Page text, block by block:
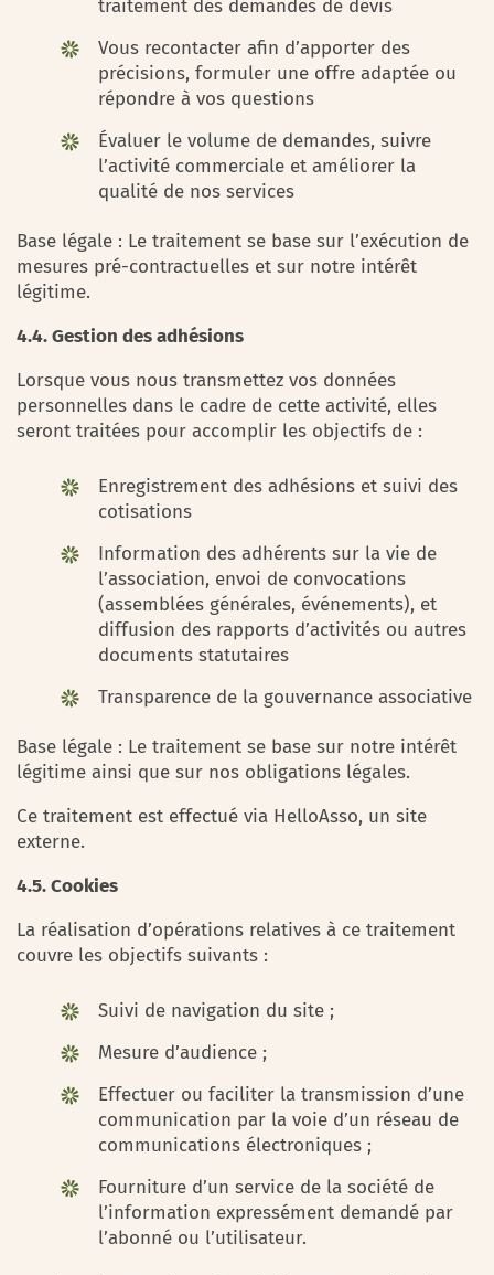
traitement des demandes de devis
Vous recontacter afin d’apporter des
précisions, formuler une offre adaptée ou
répondre à vos questions
Évaluer le volume de demandes, suivre
l’activité commerciale et améliorer la
qualité de nos services
Base légale : Le traitement se base sur l’exécution de
mesures pré-contractuelles et sur notre intérêt
légitime.
4.4. Gestion des adhésions
Lorsque vous nous transmettez vos données
personnelles dans le cadre de cette activité, elles
seront traitées pour accomplir les objectifs de :
Enregistrement des adhésions et suivi des
cotisations
Information des adhérents sur la vie de
l’association, envoi de convocations
(assemblées générales, événements), et
diffusion des rapports d’activités ou autres
documents statutaires
Transparence de la gouvernance associative
Base légale : Le traitement se base sur notre intérêt
légitime ainsi que sur nos obligations légales.
Ce traitement est effectué via HelloAsso, un site
externe.
4.5. Cookies
La réalisation d’opérations relatives à ce traitement
couvre les objectifs suivants :
Suivi de navigation du site ;
Mesure d’audience ;
Effectuer ou faciliter la transmission d’une
communication par la voie d’un réseau de
communications électroniques ;
Fourniture d’un service de la société de
l’information expressément demandé par
l’abonné ou l’utilisateur.